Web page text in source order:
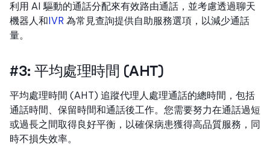
利用 AI 驅動的通話分配來有效路由通話，並考慮透過聊天
機器人和IVR 為常見查詢提供自助服務選項，以減少通話
量。
#3: 平均處理時間 (AHT)
平均處理時間 (AHT) 追蹤代理人處理通話的總時間，包括
通話時間、保留時間和通話後工作。您需要努力在通話過短
或過長之間取得良好平衡，以確保病患獲得高品質服務，同
時不損失效率。